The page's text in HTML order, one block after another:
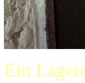
Ein